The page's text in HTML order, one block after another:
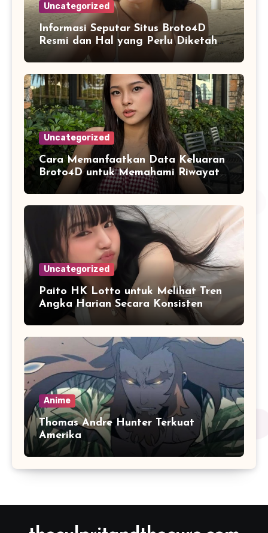
Uncategorized
Informasi Seputar Situs Broto4D
Resmi dan Hal yang Perlu Diketahui
Pengguna
Uncategorized
Cara Memanfaatkan Data Keluaran
Broto4D untuk Memahami Riwayat
Hasil Secara Objektif
Uncategorized
Paito HK Lotto untuk Melihat Tren
Angka Harian Secara Konsisten
Anime
Thomas Andre Hunter Terkuat
Amerika